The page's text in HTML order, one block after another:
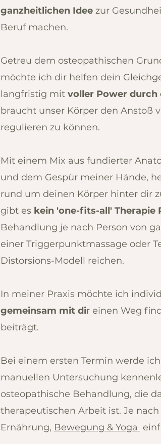
ganzheitlichen Ideezur
Beruf machen.
Getreu dem osteopathischen
möchte ich dir helfen dein
langfristig mit voller Power durch
braucht unser Körper den Anstoß
regulieren zu können.
Mit einem Mix aus fundierter
und dem Gespür meiner Hände,
rund um deinen Körper hinter dir
gibt eskein 'one-fits-all' Therapie
Behandlung je nach Person von
einer Triggerpunktmassage oder
Distorsions-Modell reichen. ​
In meiner Praxismöchte ich
gemeinsam mit dir einen Weg
beiträgt.
Bei einem ersten Termin werde
manuellen Untersuchung
osteopathische Behandlung, die
therapeutischen Arbeit ist. Je
Ernährung, Bewegung & Yoga